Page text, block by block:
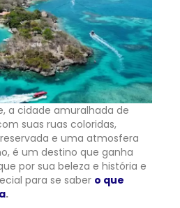
a cidade amuralhada de
suas ruas coloridas,
e uma atmosfera
é um destino que ganha
por sua beleza e história e
para se saber o que
.